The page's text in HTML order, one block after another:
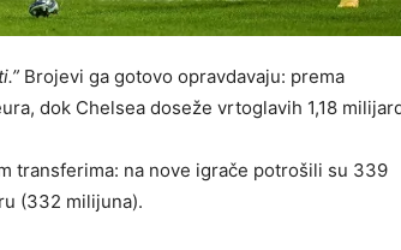
Brojevi ga gotovo opravdavaju: prema
dok Chelsea doseže vrtoglavih 1,18
transferima: na nove igrače potrošili su 339
(332 milijuna).